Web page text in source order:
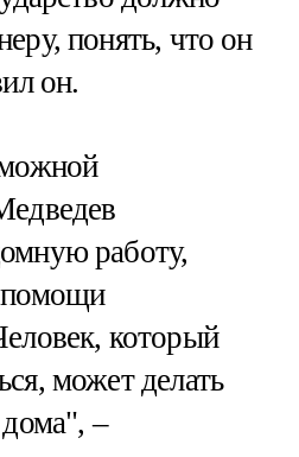
понять, что он
он.
работу,
помощи
который
может делать
–